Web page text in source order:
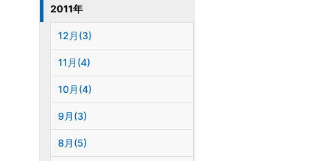
2011年
12月(3)
11月(4)
10月(4)
9月(3)
8月(5)